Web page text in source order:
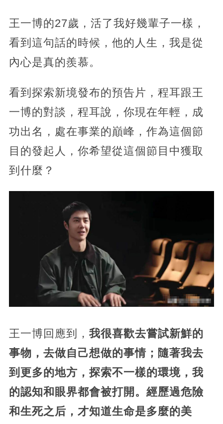
王一博的27歲， 活了我好幾輩子一樣，
看到這句話的時候，他的人生，我是從
內心是真的羨慕。
看到探索新境發布的預告片，程耳跟王
一博的對談，程耳說，你現在年輕，成
功出名，處在事業的巔峰， 作為這個節
目的發起人，你希望從這個節目中獲取
到什麼？
王一博回應到， 我很喜歡去嘗試新鮮的
事物，去做自己想做的事情；隨著我去
到更多的地方，探索不一樣的環境，我
的認知和眼界都會被打開。經歷過危險
和生死之后，才知道生命是多麼的美